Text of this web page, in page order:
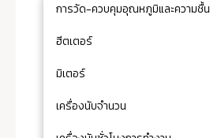
การวัด-ควบคุมอุณหภูมิและความชื้น
ฮีตเตอร์
มิเตอร์
เครื่องนับจำนวน